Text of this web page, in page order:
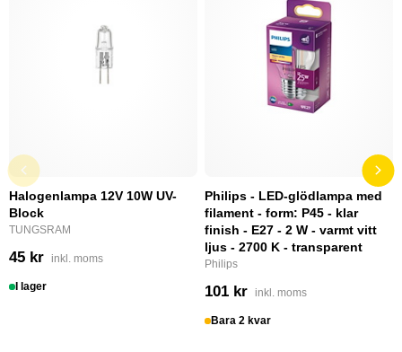
Halogenlampa 12V 10W UV-
Block
TUNGSRAM
45 kr inkl. moms
I lager
Philips - LED-glödlampa med
filament - form: P45 - klar
finish - E27 - 2 W - varmt vitt
ljus - 2700 K - transparent
Philips
101 kr inkl. moms
Bara 2 kvar